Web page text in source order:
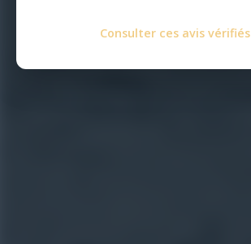
Consulter ces avis vérifiés